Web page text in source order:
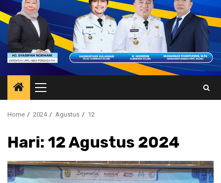
Primary
Menu
Home 2024 Agustus 12
Hari: 12 Agustus 2024